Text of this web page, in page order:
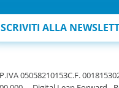
ALLA
P.IVA 05058210153C.F.